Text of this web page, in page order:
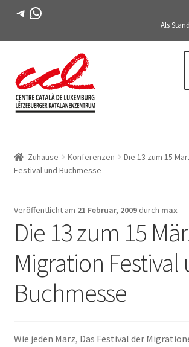
Telegramm
WhatsApp
Als
zur
Navigation
Inhalt
springen
AKTIVITÄTEN
FES-TE-MITGLIEDER
BUCH
ANMELDEN
Zuhause Konferenzen
Die 13 zum 15
Festival und Buchmesse
Veröffentlicht am 21 Februar, 2009 durch max
Die 13 zum 15
Migration Festival
Buchmesse
Wie jeden März, Das Festival der